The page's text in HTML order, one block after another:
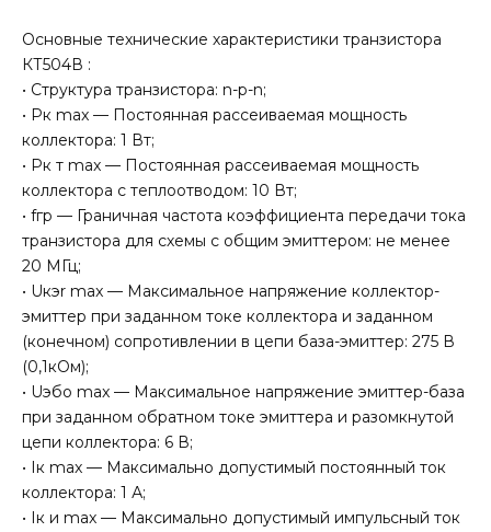
Основные технические характеристики транзистора
КТ504В :
• Структура транзистора: n-p-n;
• Рк max — Постоянная рассеиваемая мощность
коллектора: 1 Вт;
• Рк т max — Постоянная рассеиваемая мощность
коллектора с теплоотводом: 10 Вт;
• fгр — Граничная частота коэффициента передачи тока
транзистора для схемы с общим эмиттером: не менее
20 МГц;
• Uкэr max — Максимальное напряжение коллектор-
эмиттер при заданном токе коллектора и заданном
(конечном) сопротивлении в цепи база-эмиттер: 275 В
(0,1кОм);
• Uэбо max — Максимальное напряжение эмиттер-база
при заданном обратном токе эмиттера и разомкнутой
цепи коллектора: 6 В;
• Iк max — Максимально допустимый постоянный ток
коллектора: 1 А;
• Iк и max — Максимально допустимый импульсный ток